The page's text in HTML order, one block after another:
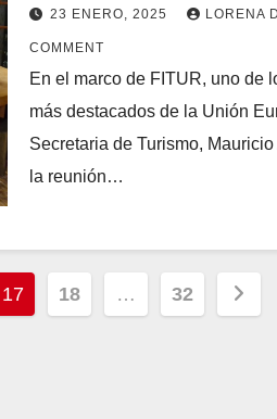
2025
23 ENERO, 2025 LORENA
COMMENT
En el marco de FITUR, uno de
más destacados de la Unión
Secretaria de Turismo,
la reunión…
17 18 … 32